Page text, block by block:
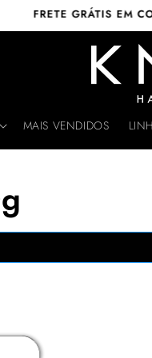
TODA LOJA
MAIS VENDIDOS